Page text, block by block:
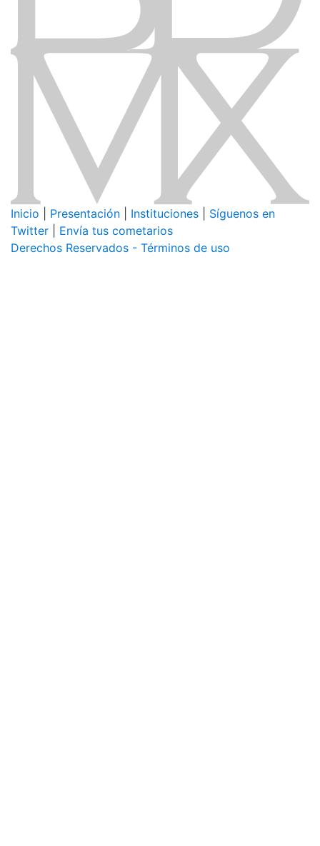
Inicio Presentación Instituciones
Síguenos en
Twitter
Envía tus cometarios
Derechos Reservados - Términos de uso